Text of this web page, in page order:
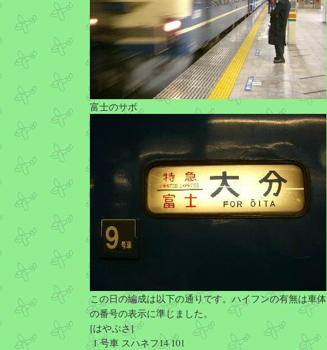
富士のサボ
この日の編成は以下の通りです。ハイフンの有無は車体
の番号の表示に準じました。
[はやぶさ]
1 号車 スハネフ14 101